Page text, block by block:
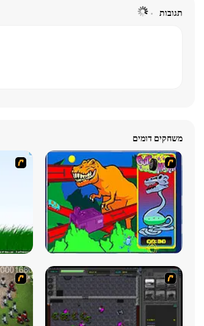
תגובות
משחקים דומים